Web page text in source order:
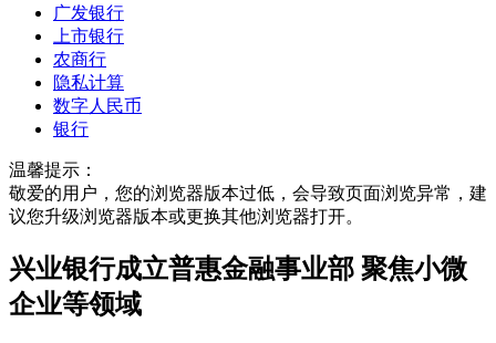
广发银行
上市银行
农商行
隐私计算
数字人民币
银行
温馨提示：
敬爱的用户，您的浏览器版本过低，会导致页面浏览异常，建
议您升级浏览器版本或更换其他浏览器打开。
兴业银行成立普惠金融事业部 聚焦小微
企业等领域